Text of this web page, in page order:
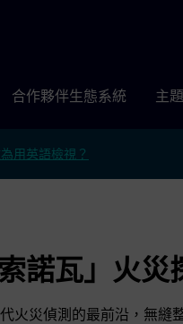
合作夥伴生態系統 主
用英語檢視？
諾瓦」火災
火災偵測的最前沿，無